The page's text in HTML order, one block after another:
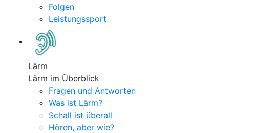
Folgen
Leistungssport
Lärm
Lärm im Überblick
Fragen und Antworten
Was ist Lärm?
Schall ist überall
Hören, aber wie?